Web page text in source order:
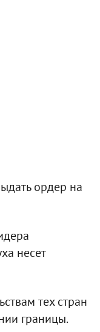
ордер на
несет
тех стран
границы.